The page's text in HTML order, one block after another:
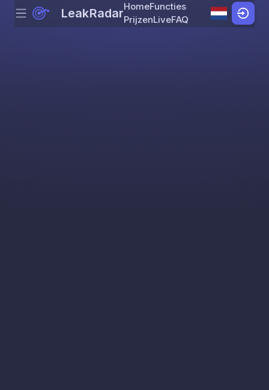
Skip to content
Menu LeakRadarHomeFuncties
PrijzenLiveFAQ